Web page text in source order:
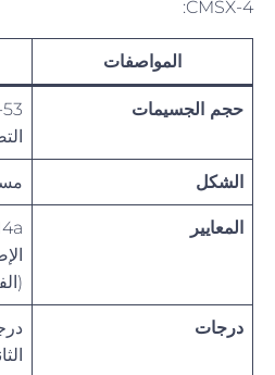
CMSX-4:
المواصفات
حجم الجسيمات
الشكل
المعايير
درجات